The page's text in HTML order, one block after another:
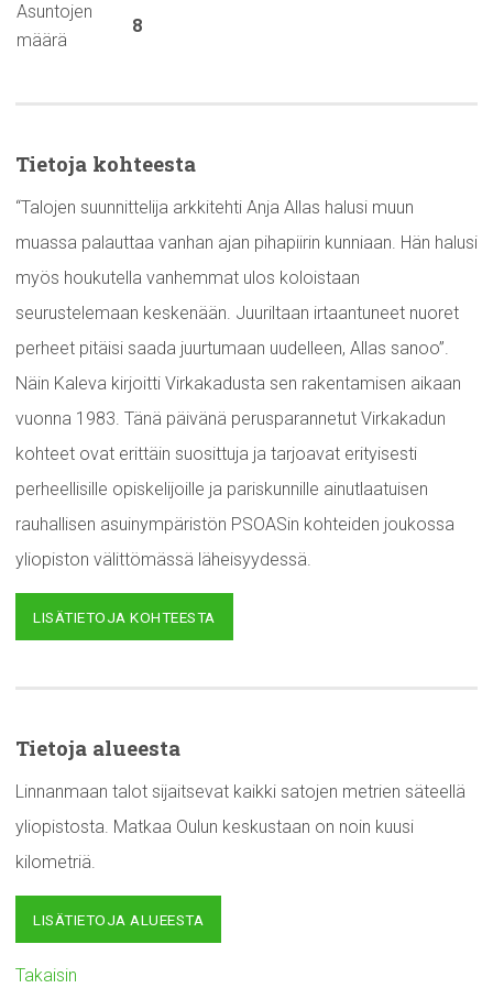
Asuntojen
määrä
8
Tietoja kohteesta
“Talojen suunnittelija arkkitehti Anja Allas halusi muun
muassa palauttaa vanhan ajan pihapiirin kunniaan. Hän halusi
myös houkutella vanhemmat ulos koloistaan
seurustelemaan keskenään. Juuriltaan irtaantuneet nuoret
perheet pitäisi saada juurtumaan uudelleen, Allas sanoo”.
Näin Kaleva kirjoitti Virkakadusta sen rakentamisen aikaan
vuonna 1983. Tänä päivänä perusparannetut Virkakadun
kohteet ovat erittäin suosittuja ja tarjoavat erityisesti
perheellisille opiskelijoille ja pariskunnille ainutlaatuisen
rauhallisen asuinympäristön PSOASin kohteiden joukossa
yliopiston välittömässä läheisyydessä.
LISÄTIETOJA KOHTEESTA
Tietoja alueesta
Linnanmaan talot sijaitsevat kaikki satojen metrien säteellä
yliopistosta. Matkaa Oulun keskustaan on noin kuusi
kilometriä.
LISÄTIETOJA ALUEESTA
Takaisin